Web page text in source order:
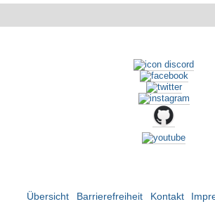
Übersicht Barrierefreiheit Kontakt